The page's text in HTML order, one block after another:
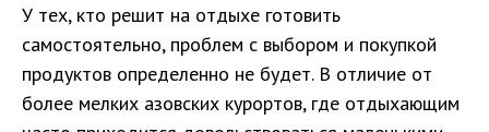
У тех, кто решит на отдыхе готовить
самостоятельно, проблем с выбором и покупкой
продуктов определенно не будет. В отличие от
более мелких азовских курортов, где отдыхающим